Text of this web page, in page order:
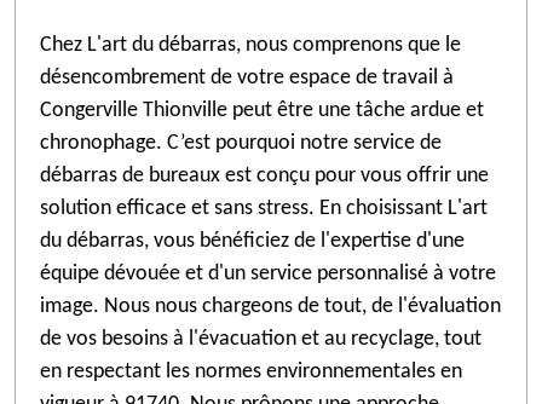
Chez L'art du débarras, nous comprenons que le
désencombrement de votre espace de travail à
Congerville Thionville peut être une tâche ardue et
chronophage. C’est pourquoi notre service de
débarras de bureaux est conçu pour vous offrir une
solution efficace et sans stress. En choisissant L'art
du débarras, vous bénéficiez de l'expertise d'une
équipe dévouée et d'un service personnalisé à votre
image. Nous nous chargeons de tout, de l'évaluation
de vos besoins à l'évacuation et au recyclage, tout
en respectant les normes environnementales en